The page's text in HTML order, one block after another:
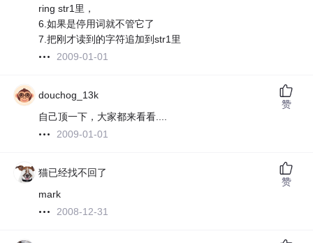
ring str1里，
6.如果是停用词就不管它了
7.把刚才读到的字符追加到str1里
2009-01-01
douchog_13k
自己顶一下，大家都来看看....
2009-01-01
赞
猫已经找不回了
mark
2008-12-31
赞